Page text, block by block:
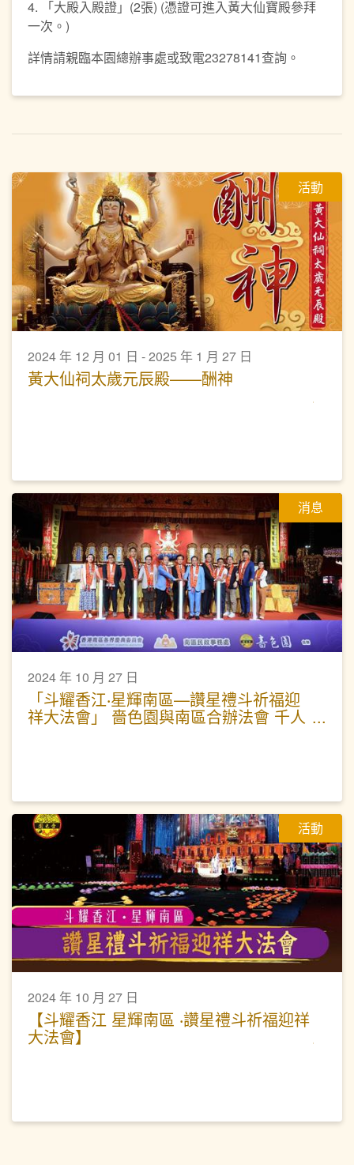
4. 「大殿入殿證」(2張) (憑證可進入黃大仙寶殿參拜
一次。)
詳情請親臨本園總辦事處或致電23278141查詢。
活動
2024 年 12 月 01 日 - 2025 年 1 月 27 日
黃大仙祠太歲元辰殿——酬神
消息
2024 年 10 月 27 日
「斗耀香江‧星輝南區—讚星禮斗祈福迎
祥大法會」 嗇色園與南區合辦法會 千人
活動
2024 年 10 月 27 日
【斗耀香江 星輝南區 ‧讚星禮斗祈福迎祥
大法會】